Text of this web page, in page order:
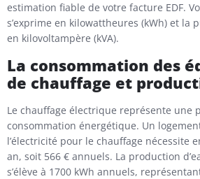
estimation fiable de votre facture EDF.
s’exprime en kilowattheures (kWh) et la
en kilovoltampère (kVA).
La consommation des
de chauffage et
Le chauffage électrique représente une
consommation énergétique. Un
l’électricité pour le chauffage nécessite
an, soit 566 € annuels. La production
s’élève à 1700 kWh annuels,